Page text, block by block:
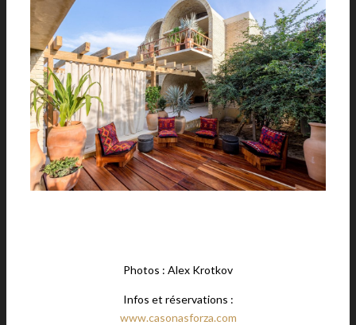
Photos : Alex Krotkov
Infos et réservations :
www.casonasforza.com